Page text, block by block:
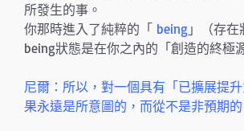
所發生的事。
你那時進入了純粹的「 being 」（存
being狀態是在你之內的「創造的終極
尼爾：所以，對一個具有「已擴展提
果永遠是所意圖的，而從不是非預期的